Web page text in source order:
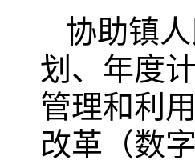
协助镇
划、年度
管理和利
改革（数